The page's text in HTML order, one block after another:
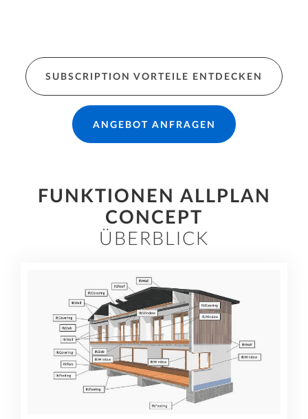
und kontrollierten Informationsaustausch.
SUBSCRIPTION VORTEILE ENTDECKEN
ANGEBOT ANFRAGEN
FUNKTIONEN ALLPLAN
CONCEPT
ÜBERBLICK